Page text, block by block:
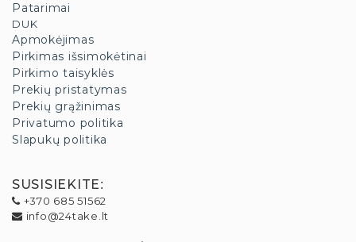
Patarimai
DUK
Apmokėjimas
Pirkimas išsimokėtinai
Pirkimo taisyklės
Prekių pristatymas
Prekių grąžinimas
Privatumo politika
Slapukų politika
SUSISIEKITE:
+370 685 51562
info@24take.lt